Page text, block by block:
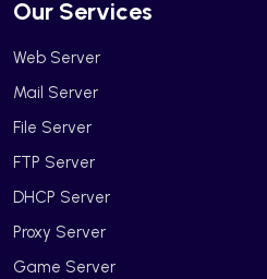
Our Services
Web Server
Mail Server
File Server
FTP Server
DHCP Server
Proxy Server
Game Server